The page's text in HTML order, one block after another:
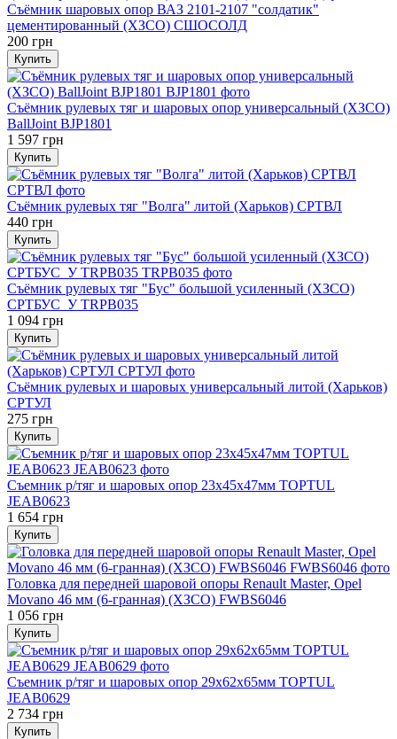
Съёмник шаровых опор ВАЗ 2101-2107 "солдатик"
цементированный (ХЗСО) СШОСОЛД
200 грн
Купить
Съёмник рулевых тяг и шаровых опор универсальный (ХЗСО)
BallJoint BJP1801
1 597 грн
Купить
Съёмник рулевых тяг "Волга" литой (Харьков) СРТВЛ
440 грн
Купить
Съёмник рулевых тяг "Бус" большой усиленный (ХЗСО)
СРТБУС_У TRPB035
1 094 грн
Купить
Съёмник рулевых и шаровых универсальный литой (Харьков)
СРТУЛ
275 грн
Купить
Съемник р/тяг и шаровых опор 23х45х47мм TOPTUL
JEAB0623
1 654 грн
Купить
Головка для передней шаровой опоры Renault Master, Opel
Movano 46 мм (6-гранная) (ХЗСО) FWBS6046
1 056 грн
Купить
Съемник р/тяг и шаровых опор 29х62х65мм TOPTUL
JEAB0629
2 734 грн
Купить